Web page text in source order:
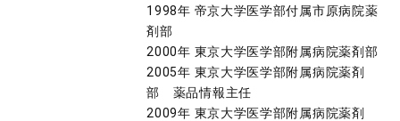
1998年 帝京大学医学部付属市原病院薬
剤部
2000年 東京大学医学部附属病院薬剤部
2005年 東京大学医学部附属病院薬剤
部 薬品情報主任
2009年 東京大学医学部附属病院薬剤